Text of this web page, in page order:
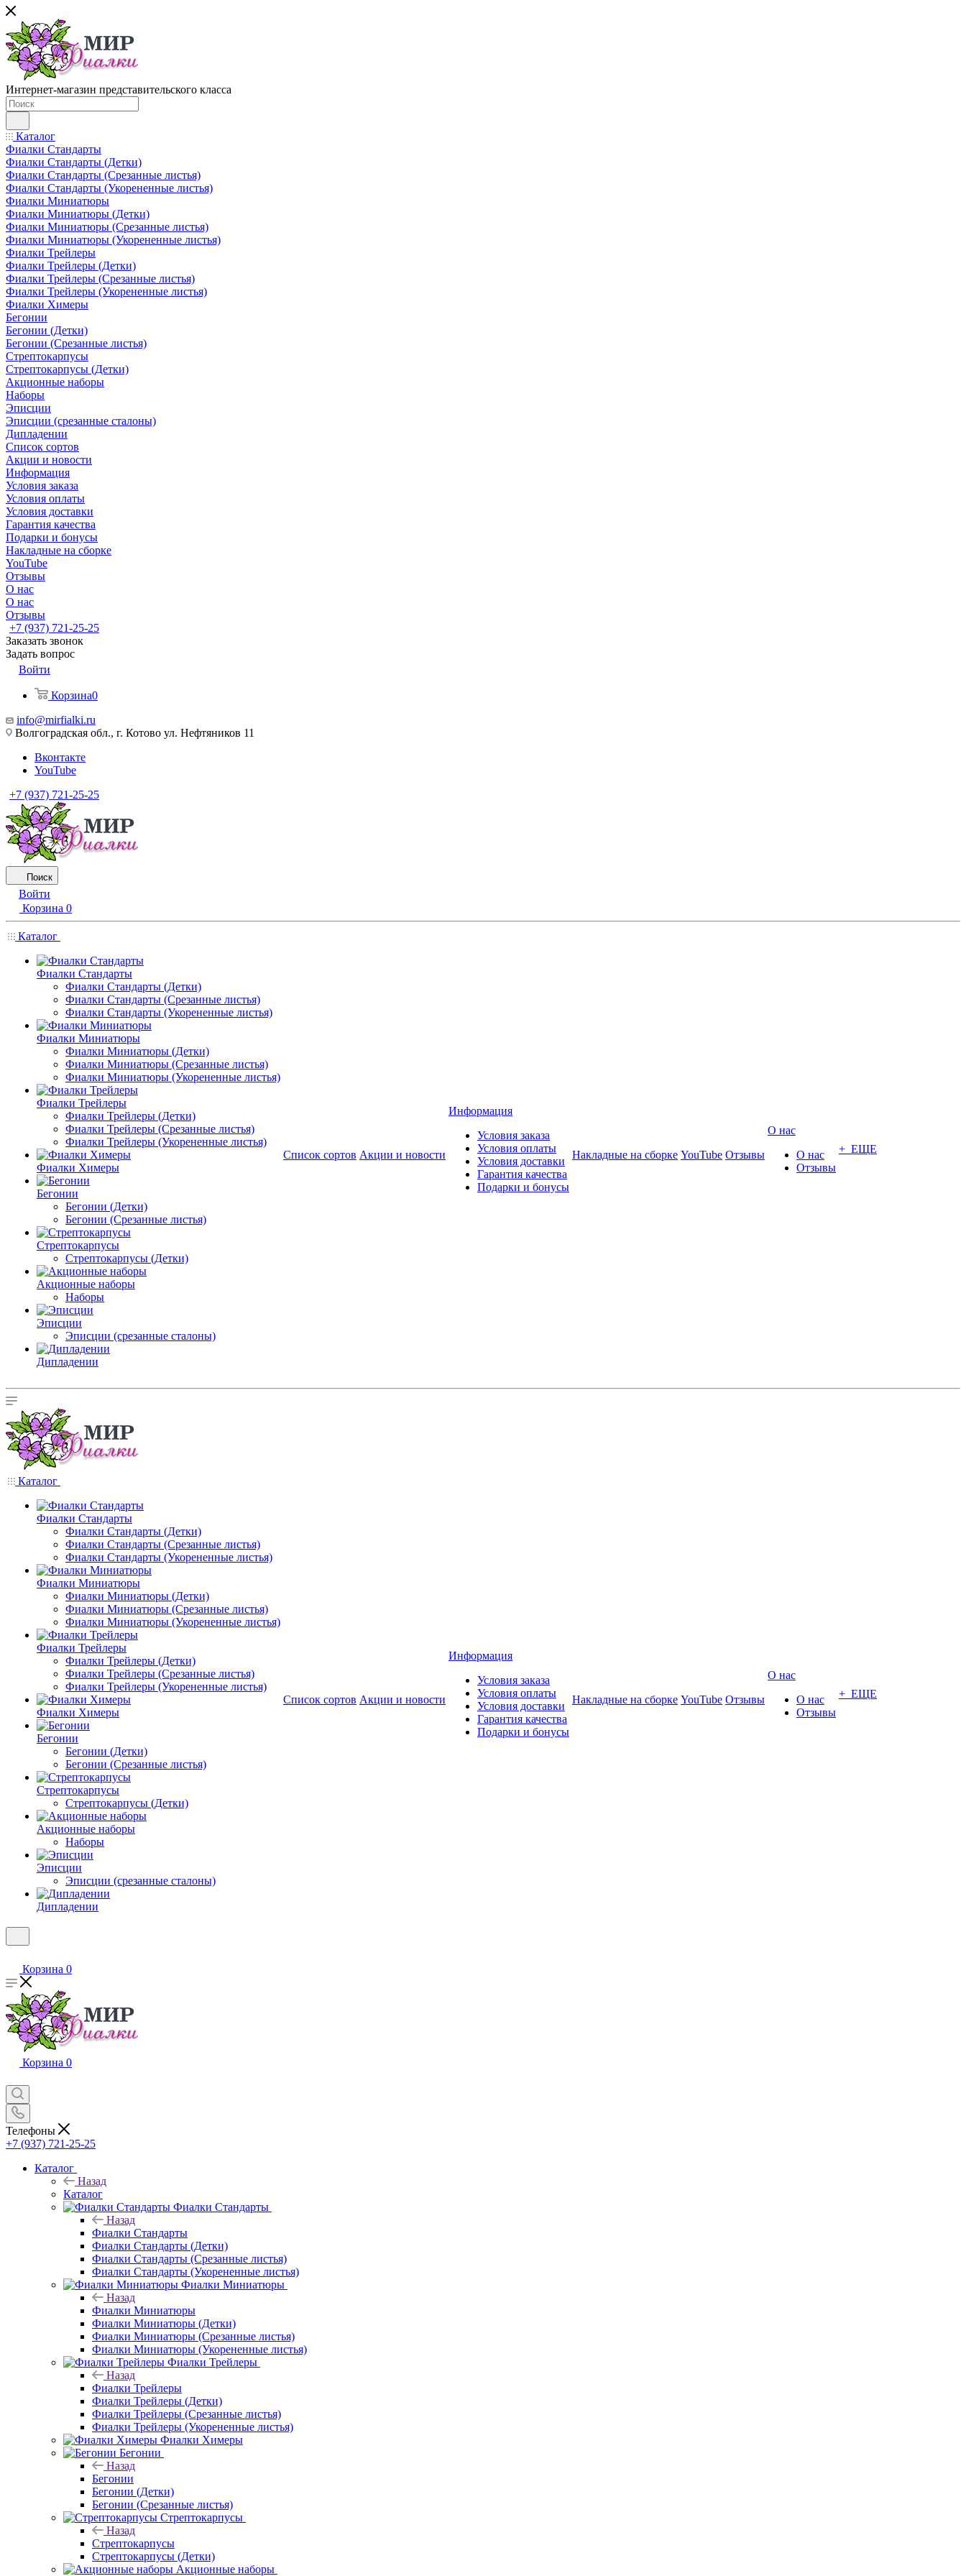
Интернет-магазин представительского класса
Каталог
Фиалки Стандарты
Фиалки Стандарты (Детки)
Фиалки Стандарты (Срезанные листья)
Фиалки Стандарты (Укорененные листья)
Фиалки Миниатюры
Фиалки Миниатюры (Детки)
Фиалки Миниатюры (Срезанные листья)
Фиалки Миниатюры (Укорененные листья)
Фиалки Трейлеры
Фиалки Трейлеры (Детки)
Фиалки Трейлеры (Срезанные листья)
Фиалки Трейлеры (Укорененные листья)
Фиалки Химеры
Бегонии
Бегонии (Детки)
Бегонии (Срезанные листья)
Стрептокарпусы
Стрептокарпусы (Детки)
Акционные наборы
Наборы
Эписции
Эписции (срезанные сталоны)
Дипладении
Список сортов
Акции и новости
Информация
Условия заказа
Условия оплаты
Условия доставки
Гарантия качества
Подарки и бонусы
Накладные на сборке
YouTube
Отзывы
О нас
О нас
Отзывы
+7 (937) 721-25-25
Заказать звонок
Задать вопрос
Войти
Корзина0
info@mirfialki.ru
Волгоградская обл., г. Котово ул. Нефтяников 11
Вконтакте
YouTube
+7 (937) 721-25-25
Поиск
Войти
Корзина 0
Каталог
Фиалки Стандарты
Фиалки Стандарты (Детки)
Фиалки Стандарты (Срезанные листья)
Фиалки Стандарты (Укорененные листья)
Фиалки Миниатюры
Фиалки Миниатюры (Детки)
Фиалки Миниатюры (Срезанные листья)
Фиалки Миниатюры (Укорененные листья)
Фиалки Трейлеры
Фиалки Трейлеры (Детки)
Фиалки Трейлеры (Срезанные листья)
Фиалки Трейлеры (Укорененные листья)
Фиалки Химеры
Бегонии
Бегонии (Детки)
Бегонии (Срезанные листья)
Стрептокарпусы
Стрептокарпусы (Детки)
Акционные наборы
Наборы
Эписции
Эписции (срезанные сталоны)
Дипладении
Список сортов Акции и новости
Информация
Условия заказа
Условия оплаты
Условия доставки
Гарантия качества
Подарки и бонусы
Накладные на сборке YouTube Отзывы
О нас
О нас
Отзывы
+ ЕЩЕ
Каталог
Фиалки Стандарты
Фиалки Стандарты (Детки)
Фиалки Стандарты (Срезанные листья)
Фиалки Стандарты (Укорененные листья)
Фиалки Миниатюры
Фиалки Миниатюры (Детки)
Фиалки Миниатюры (Срезанные листья)
Фиалки Миниатюры (Укорененные листья)
Фиалки Трейлеры
Фиалки Трейлеры (Детки)
Фиалки Трейлеры (Срезанные листья)
Фиалки Трейлеры (Укорененные листья)
Фиалки Химеры
Бегонии
Бегонии (Детки)
Бегонии (Срезанные листья)
Стрептокарпусы
Стрептокарпусы (Детки)
Акционные наборы
Наборы
Эписции
Эписции (срезанные сталоны)
Дипладении
Список сортов Акции и новости
Информация
Условия заказа
Условия оплаты
Условия доставки
Гарантия качества
Подарки и бонусы
Накладные на сборке YouTube Отзывы
О нас
О нас
Отзывы
+ ЕЩЕ
Корзина 0
Корзина 0
Телефоны
+7 (937) 721-25-25
Каталог
Назад
Каталог
Фиалки Стандарты
Назад
Фиалки Стандарты
Фиалки Стандарты (Детки)
Фиалки Стандарты (Срезанные листья)
Фиалки Стандарты (Укорененные листья)
Фиалки Миниатюры
Назад
Фиалки Миниатюры
Фиалки Миниатюры (Детки)
Фиалки Миниатюры (Срезанные листья)
Фиалки Миниатюры (Укорененные листья)
Фиалки Трейлеры
Назад
Фиалки Трейлеры
Фиалки Трейлеры (Детки)
Фиалки Трейлеры (Срезанные листья)
Фиалки Трейлеры (Укорененные листья)
Фиалки Химеры
Бегонии
Назад
Бегонии
Бегонии (Детки)
Бегонии (Срезанные листья)
Стрептокарпусы
Назад
Стрептокарпусы
Стрептокарпусы (Детки)
Акционные наборы